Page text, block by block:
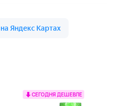
СЕГОДНЯ ДЕШЕВЛЕ